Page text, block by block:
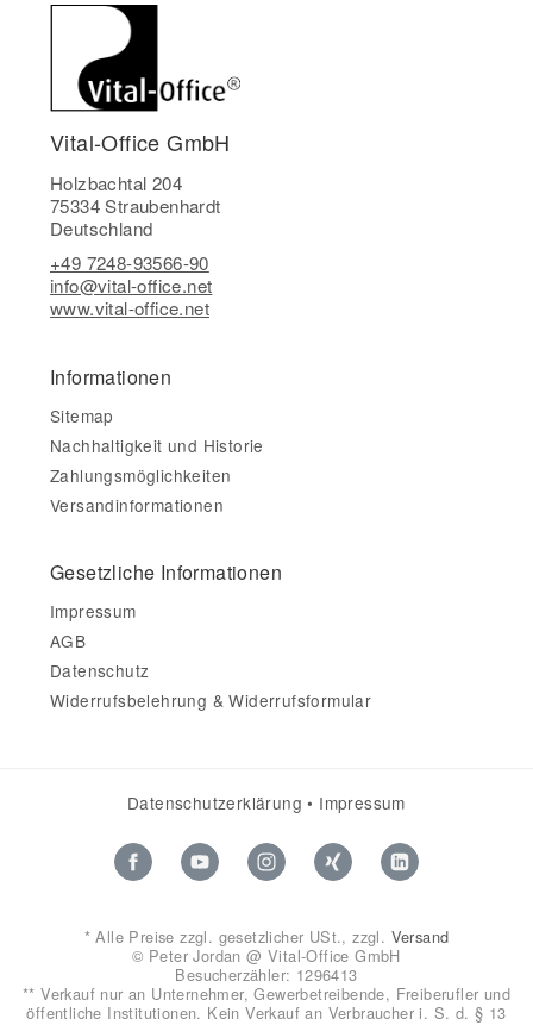
Vital-Office GmbH
Holzbachtal 204
75334 Straubenhardt
Deutschland
+49 7248-93566-90
info@vital-office.net
www.vital-office.net
Informationen
Sitemap
Nachhaltigkeit und Historie
Zahlungsmöglichkeiten
Versandinformationen
Gesetzliche Informationen
Impressum
AGB
Datenschutz
Widerrufsbelehrung & Widerrufsformular
Datenschutzerklärung• Impressum
*Alle Preise zzgl. gesetzlicher USt., zzgl. Versand
© Peter Jordan @ Vital-Office GmbH
Besucherzähler: 1296413
** Verkauf nur an Unternehmer, Gewerbetreibende, Freiberufler und
öffentliche Institutionen. Kein Verkauf an Verbraucher i. S. d. § 13